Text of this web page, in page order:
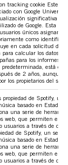
tracking cookie Este
con Google
significativa del
de Google. Esta
únicos
como
en cada solicitud de
calcular los datos
para los informes
está
de 2 años, aunque
los propietarios del sitio
propiedad de Spotify, un
basado en Estados
una serie de
web, que permiten el
usuarios a través de
de Spotify, un
basado en Estados
una serie de
web, que permiten el
usuarios a través de